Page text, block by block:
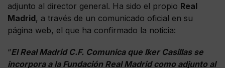
adjunto al director general. Ha sido el propio Real
Madrid, a través de un comunicado oficial en su
página web, el que ha confirmado la noticia:
“El Real Madrid C.F. Comunica que Iker Casillas se
incorpora a la Fundación Real Madrid como adjunto al